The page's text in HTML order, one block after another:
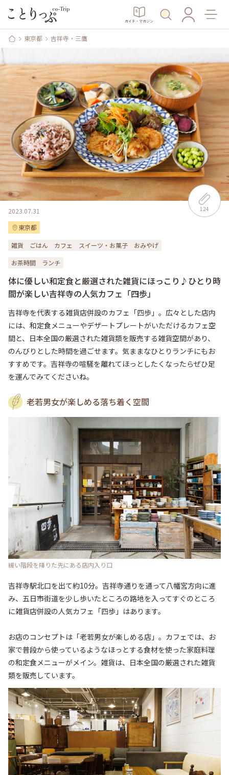
ガイド・マガジン
東京都 吉祥寺・三鷹
124
2023.07.31
東京都
雑貨 ごはん カフェ スイーツ・お菓子
おみやげ
お茶時間
ランチ
体に優しい和定食と厳選された雑貨にほっこり♪ひとり時
間が楽しい吉祥寺の人気カフェ「四歩」
吉祥寺を代表する雑貨店併設のカフェ「四歩」。広々とした店内
には、和定食メニューやデザートプレートがいただけるカフェ空
間と、日本全国の厳選された雑貨類を販売する雑貨空間があり、
のんびりとした時間を過ごせます。気ままなひとりランチにもお
すすめです。吉祥寺の喧騒を離れてほっとしたくなったらぜひ足
を運んでみてくださいね。
老若男女が楽しめる落ち着く空間
緩い階段を降りた先にある店内入り口
吉祥寺駅北口を出て約10分。吉祥寺通りを通って八幡宮方向に進
み、五日市街道を少し歩いたところの路地を入ってすぐのところ
に雑貨店併設の人気カフェ「四歩」はあります。
お店のコンセプトは「老若男女が楽しめる店」。カフェでは、お
家で普段から使っているようなほっとする食材を使った家庭料理
の和定食メニューがメイン。雑貨は、日本全国の厳選された雑貨
類を販売しています。